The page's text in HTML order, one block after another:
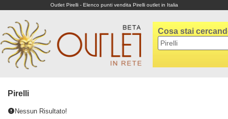
Outlet Pirelli - Elenco punti vendita Pirelli outlet in Italia
Cosa stai
Pirelli
Nessun Risultato!